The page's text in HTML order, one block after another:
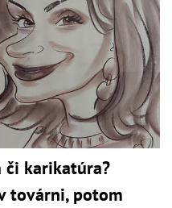
či karikatúra?
továrni, potom